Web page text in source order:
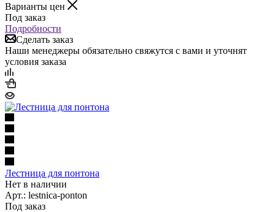
Варианты цен
Под заказ
Подробности
Сделать заказ
Наши менеджеры обязательно свяжутся с вами и уточнят
условия заказа
Лестница для понтона
Нет в наличии
Арт.: lestnica-ponton
Под заказ